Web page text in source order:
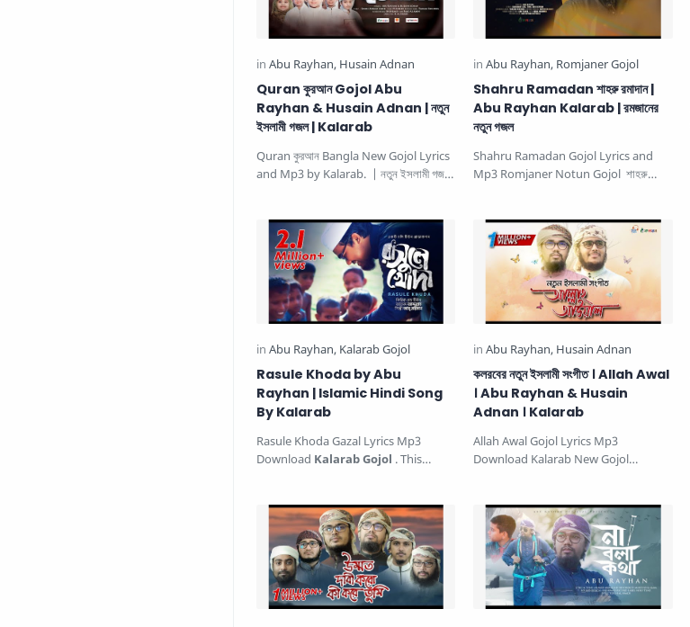
Quran কুরআন Gojol Abu
Rayhan & Husain Adnan | নতুন
ইসলামী গজল | Kalarab
Quran কুরআন Bangla New Gojol Lyrics
and Mp3 by Kalarab. | নতুন ইসলামী গজল.
Shahru Ramadan শাহরু রমাদান |
Abu Rayhan Kalarab | রমজানের
নতুন গজল
Shahru Ramadan Gojol Lyrics and
Mp3 Romjaner Notun Gojol শাহরু
Rasule Khoda by Abu
Rayhan | Islamic Hindi Song
By Kalarab
Rasule Khoda Gazal Lyrics Mp3
Download Kalarab Gojol . This
কলরবের নতুন ইসলামী সংগীত । Allah Awal
। Abu Rayhan & Husain
Adnan । Kalarab
Allah Awal Gojol Lyrics Mp3
Download Kalarab New Gojol